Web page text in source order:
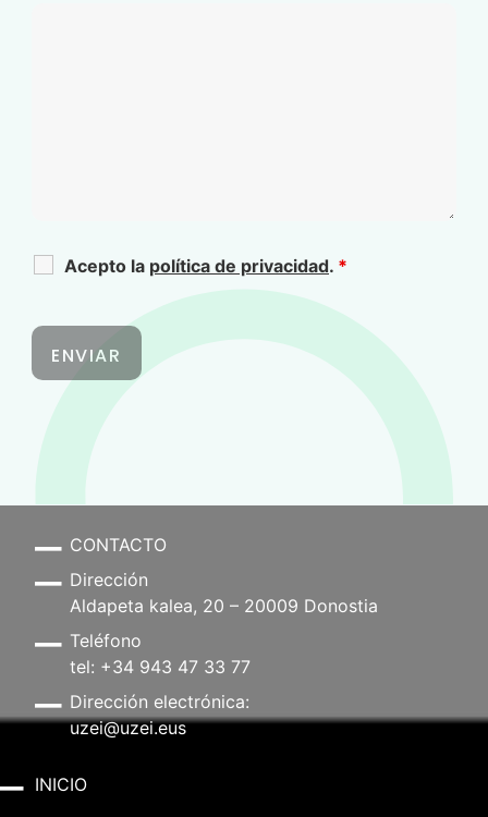
Acepto la política de privacidad. *
CONTACTO
Dirección
Aldapeta kalea, 20 – 20009 Donostia
Teléfono
tel: +34 943 47 33 77
Dirección electrónica:
uzei@uzei.eus
INICIO